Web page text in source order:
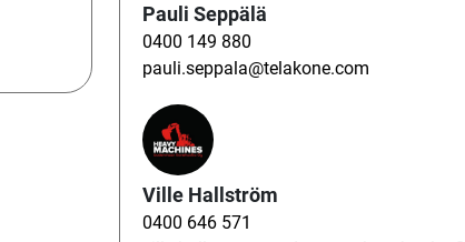
Pauli Seppälä
0400 149 880
pauli.seppala@telakone.com
Ville Hallström
0400 646 571